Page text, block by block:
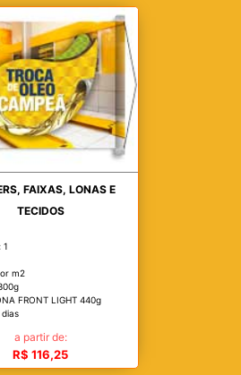
FAIXAS, LONAS E
TECIDOS
1
m2
FRONT LIGHT 440g
dias
a partir de:
R$ 116,25